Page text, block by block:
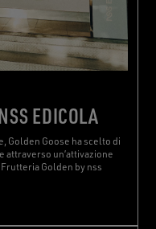
EDICOLA
Golden Goose ha scelto di
attraverso un’attivazione
Golden by nss